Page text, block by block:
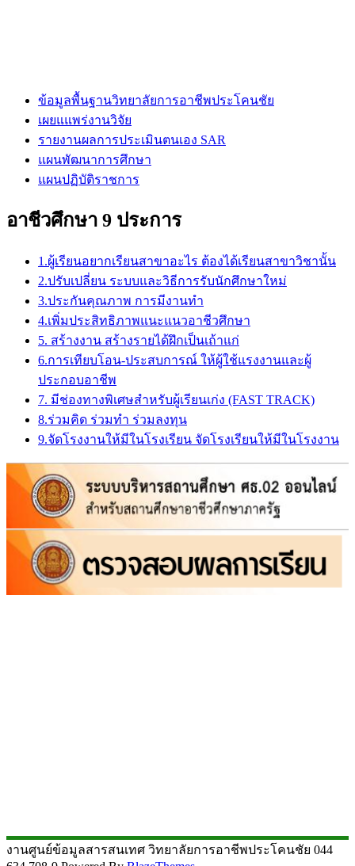
ข้อมูลพื้นฐานวิทยาลัยการอาชีพประโคนชัย
เผยแแพร่งานวิจัย
รายงานผลการประเมินตนเอง SAR
แผนพัฒนาการศึกษา
แผนปฏิบัติราชการ
อาชีวศึกษา 9 ประการ
1.ผู้เรียนอยากเรียนสาขาอะไร ต้องได้เรียนสาขาวิชานั้น
2.ปรับเปลี่ยน ระบบและวิธีการรับนักศึกษาใหม่
3.ประกันคุณภาพ การมีงานทำ
4.เพิ่มประสิทธิภาพแนะแนวอาชีวศึกษา
5. สร้างงาน สร้างรายได้ฝึกเป็นเถ้าแก่
6.การเทียบโอน-ประสบการณ์ ให้ผู้ใช้แรงงานและผู้
ประกอบอาชีพ
7. มีช่องทางพิเศษสำหรับผู้เรียนเก่ง (FAST TRACK)
8.ร่วมคิด ร่วมทำ ร่วมลงทุน
9.จัดโรงงานให้มีในโรงเรียน จัดโรงเรียนให้มีในโรงงาน
งานศูนย์ข้อมูลสารสนเทศ วิทยาลัยการอาชีพประโคนชัย 044